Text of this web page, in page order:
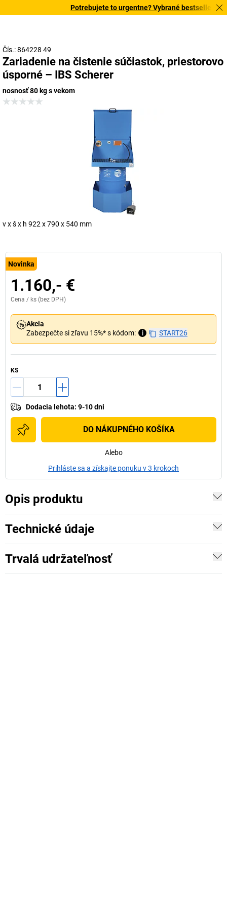
Potrebujete to urgentne? Vybrané bestsellery
Čís.: 864228 49
Zariadenie na čistenie súčiastok, priestorovo
úsporné – IBS Scherer
nosnosť 80 kg s vekom
v x š x h 922 x 790 x 540 mm
Novinka
1.160,- €
Cena / ks (bez DPH)
Akcia
Zabezpečte si zľavu 15%* s kódom:
i START26
KS
Dodacia lehota: 9-10 dni
DO NÁKUPNÉHO KOŠÍKA
Alebo
Prihláste sa a získajte ponuku v 3 krokoch
Opis produktu
Technické údaje
Trvalá udržateľnosť